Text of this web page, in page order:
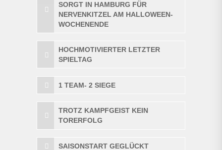
SORGT IN HAMBURG FÜR
NERVENKITZEL AM HALLOWEEN-
WOCHENENDE
HOCHMOTIVIERTER LETZTER
SPIELTAG
1 TEAM- 2 SIEGE
TROTZ KAMPFGEIST KEIN
TORERFOLG
SAISONSTART GEGLÜCKT